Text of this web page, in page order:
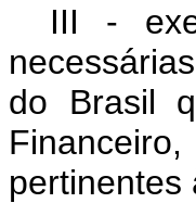
III -
do Brasil
pertinentes